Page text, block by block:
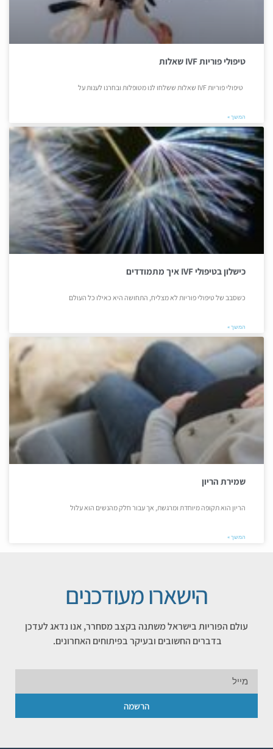
טיפולי פוריות IVF שאלות
טיפולי פוריות IVF שאלות ששלחו לנו מטופלות ובחרנו לענות על
המשך »
כישלון בטיפולי IVF איך מתמודדים
כשסבב של טיפולי פוריות לא מצליח, התחושה היא כאילו כל העולם
המשך »
שמירת הריון
הריון הוא תקופה מיוחדת ומרגשת, אך עבור חלק מהנשים הוא עלול
המשך »
הישארו מעודכנים
עולם הפוריות בישראל משתנה בקצב מסחרר, אנו נדאג לעדכן
בדברים החשובים ובעיקר בפיתוחים האחרונים.
הרשמה